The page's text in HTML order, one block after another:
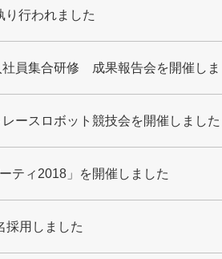
り行われました
社員集合研修 成果報告会を開催し
ースロボット競技会を開催しました
ティ2018」を開催しました
採用しました